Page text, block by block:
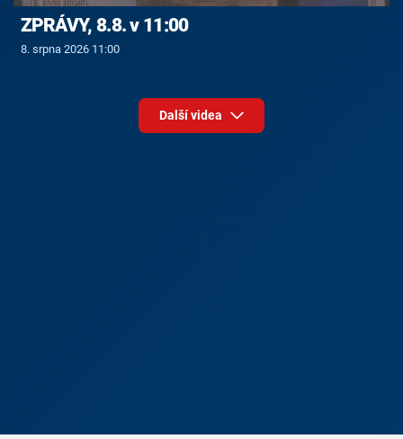
ZPRÁVY, 8.8. v 11:00
8. srpna 2026 11:00
Další videa